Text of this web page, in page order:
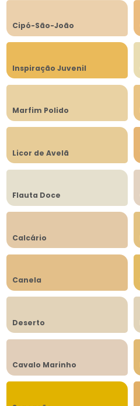
Cipó-São-João
Inspiração Juvenil
Marfim Polido
Licor de Avelã
Flauta Doce
Calcário
Canela
Deserto
Cavalo Marinho